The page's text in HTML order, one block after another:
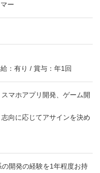
ー
：有り / 賞与：年1回
マホアプリ開発、ゲーム開
向に応じてアサインを決め
の開発の経験を1年程度お持